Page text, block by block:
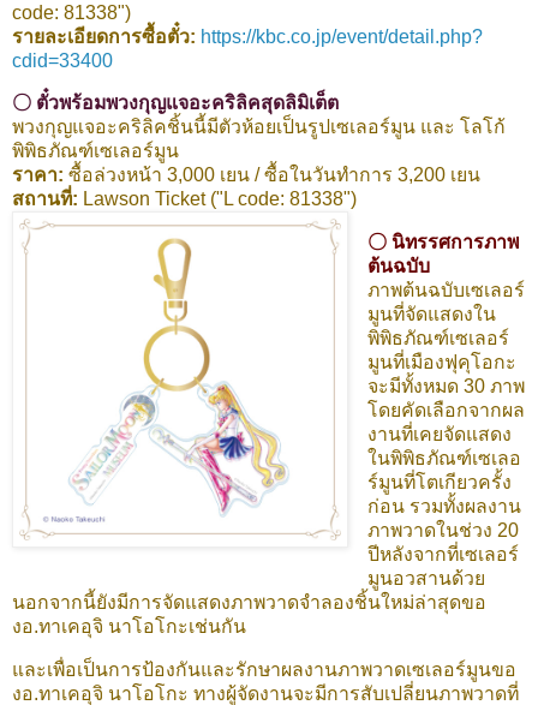
code: 81338")
รายละเอียดการซื้อตั๋ว: https://kbc.co.jp/event/detail.php?
cdid=33400
〇 ตั๋วพร้อมพวงกุญแจอะคริลิคสุดลิมิเต็ต
พวงกุญแจอะคริลิคชิ้นนี้มีตัวห้อยเป็นรูปเซเลอร์มูน และ โลโก้
พิพิธภัณฑ์เซเลอร์มูน
ราคา: ซื้อล่วงหน้า 3,000 เยน / ซื้อในวันทำการ 3,200 เยน
สถานที่: Lawson Ticket ("L code: 81338")
〇 นิทรรศการภาพ
ต้นฉบับ
ภาพต้นฉบับเซเลอร์
มูนที่จัดแสดงใน
พิพิธภัณฑ์เซเลอร์
มูนที่เมืองฟุคุโอกะ
จะมีทั้งหมด 30 ภาพ
โดยคัดเลือกจากผล
งานที่เคยจัดแสดง
ในพิพิธภัณฑ์เซเลอ
ร์มูนที่โตเกียวครั้ง
ก่อน รวมทั้งผลงาน
ภาพวาดในช่วง 20
ปีหลังจากที่เซเลอร์
มูนอวสานด้วย
นอกจากนี้ยังมีการจัดแสดงภาพวาดจำลองชิ้นใหม่ล่าสุดขอ
งอ.ทาเคอุจิ นาโอโกะเช่นกัน
และเพื่อเป็นการป้องกันและรักษาผลงานภาพวาดเซเลอร์มูนขอ
งอ.ทาเคอุจิ นาโอโกะ ทางผู้จัดงานจะมีการสับเปลี่ยนภาพวาดที่